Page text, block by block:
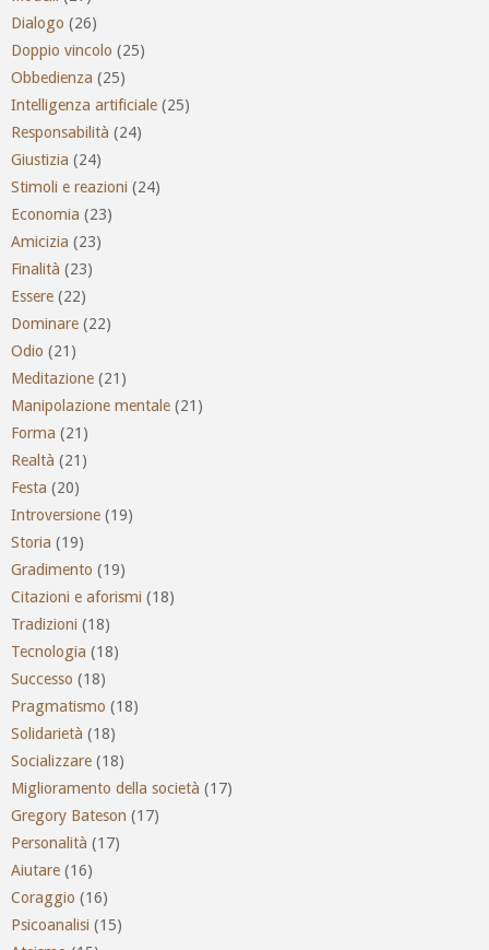
Dialogo (26)
Doppio vincolo (25)
Obbedienza (25)
Intelligenza artificiale (25)
Responsabilità (24)
Giustizia (24)
Stimoli e reazioni (24)
Economia (23)
Amicizia (23)
Finalità (23)
Essere (22)
Dominare (22)
Odio (21)
Meditazione (21)
Manipolazione mentale (21)
Forma (21)
Realtà (21)
Festa (20)
Introversione (19)
Storia (19)
Gradimento (19)
Citazioni e aforismi (18)
Tradizioni (18)
Tecnologia (18)
Successo (18)
Pragmatismo (18)
Solidarietà (18)
Socializzare (18)
Miglioramento della società (17)
Gregory Bateson (17)
Personalità (17)
Aiutare (16)
Coraggio (16)
Psicoanalisi (15)